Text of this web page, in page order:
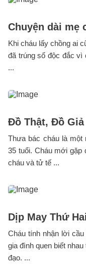
Chuyện dài mẹ
Khi cháu lấy chồng ai
đã trúng số độc đắc vì
...
Đồ Thật, Đồ Giả
Thưa bác cháu là
35 tuổi. Cháu mới
cháu và tử tế ...
Dịp May Thứ
Cháu tính nhận lời
gia đình quen biết
đạo. ...